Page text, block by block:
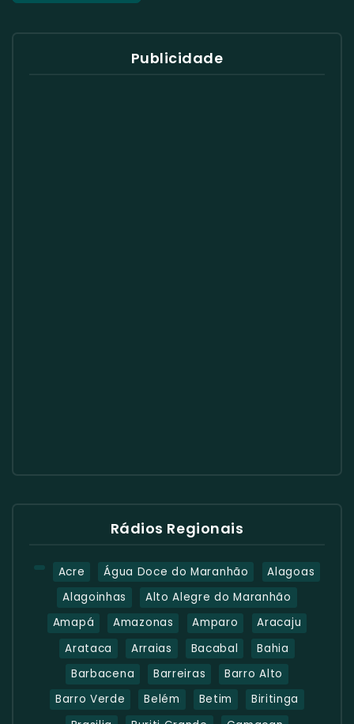
Publicidade
Rádios Regionais
Acre Água Doce do Maranhão
Alagoas
Alagoinhas
Alto Alegre do Maranhão
Amapá
Amazonas Amparo
Aracaju
Arataca
Arraias Bacabal
Bahia
Barbacena
Barreiras
Barro Alto
Barro Verde
Belém Betim
Biritinga